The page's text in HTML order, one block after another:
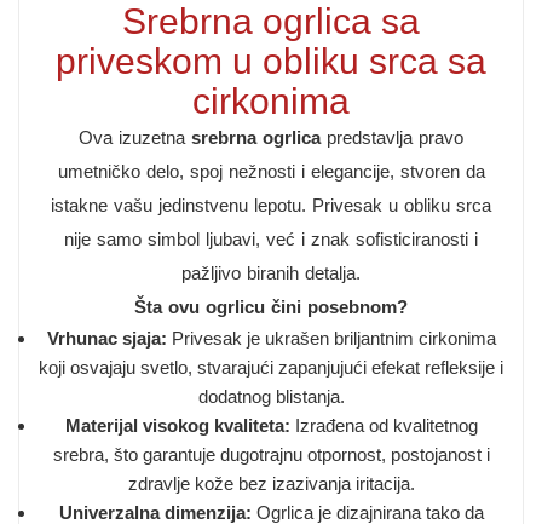
Srebrna ogrlica sa
priveskom u obliku srca sa
cirkonima
Ova izuzetna srebrna ogrlicapredstavlja pravo
umetničko delo, spoj nežnosti i elegancije, stvoren da
istakne vašu jedinstvenu lepotu. Privesak u obliku srca
nije samo simbol ljubavi, već i znak sofisticiranosti i
pažljivo biranih detalja.
Šta ovu ogrlicu čini posebnom?
Vrhunac sjaja: Privesak je ukrašen briljantnim cirkonima
koji osvajaju svetlo, stvarajući zapanjujući efekat refleksije i
dodatnog blistanja.
Materijal visokog kvaliteta: Izrađena od kvalitetnog
srebra, što garantuje dugotrajnu otpornost, postojanost i
zdravlje kože bez izazivanja iritacija.
Univerzalna dimenzija: Ogrlica je dizajnirana tako da